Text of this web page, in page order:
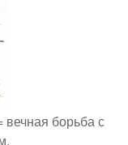
борьба с